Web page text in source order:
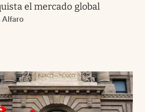
el mercado global
Alfaro